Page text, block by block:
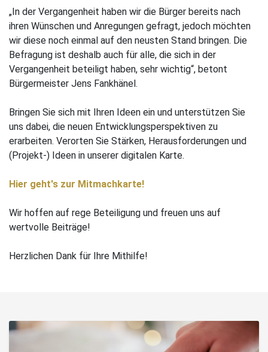
„In der Vergangenheit haben wir die Bürger bereits nach
ihren Wünschen und Anregungen gefragt, jedoch möchten
wir diese noch einmal auf den neusten Stand bringen. Die
Befragung ist deshalb auch für alle, die sich in der
Vergangenheit beteiligt haben, sehr wichtig“, betont
Bürgermeister Jens Fankhänel.
Bringen Sie sich mit Ihren Ideen ein und unterstützen Sie
uns dabei, die neuen Entwicklungsperspektiven zu
erarbeiten. Verorten Sie Stärken, Herausforderungen und
(Projekt-) Ideen in unserer digitalen Karte.
Hier geht's zur Mitmachkarte!
Wir hoffen auf rege Beteiligung und freuen uns auf
wertvolle Beiträge!
Herzlichen Dank für Ihre Mithilfe!